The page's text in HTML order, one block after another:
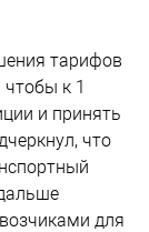
тарифов
к 1
и принять
что
для